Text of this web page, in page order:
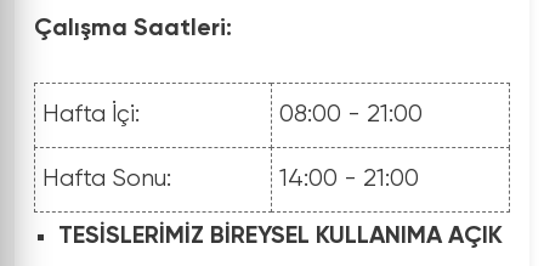
Çalışma Saatleri:
Hafta İçi: 08:00 - 21:00
Hafta Sonu: 14:00 - 21:00
TESİSLERİMİZ BİREYSEL KULLANIMA AÇIK